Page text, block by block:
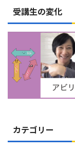
受講生の変化
カテゴリー